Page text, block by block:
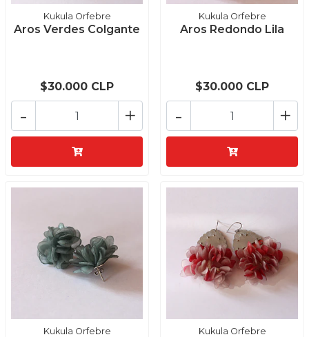
Kukula Orfebre
Aros Verdes Colgante
$30.000 CLP
+
-
Kukula Orfebre
Aros Redondo Lila
$30.000 CLP
+
-
Kukula Orfebre Kukula Orfebre